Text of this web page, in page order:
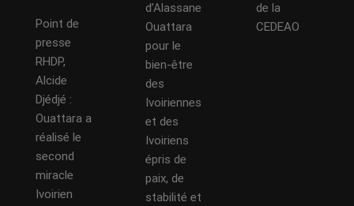
Point de
presse
RHDP,
Alcide
Djédjé :
Ouattara a
réalisé le
second
miracle
Ivoirien
d’Alassane
Ouattara
pour le
bien-être
des
Ivoiriennes
et des
Ivoiriens
épris de
paix, de
stabilité et
de la
CEDEAO